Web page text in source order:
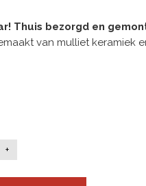
Thuis bezorgd en
van mulliet keramiek